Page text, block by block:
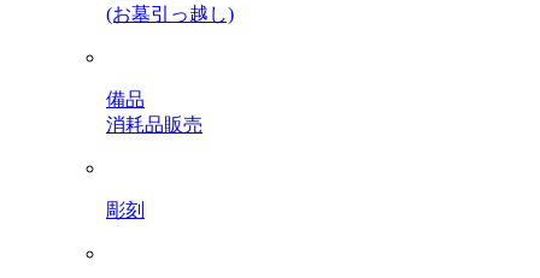
(お墓引っ越し)
備品
消耗品販売
彫刻